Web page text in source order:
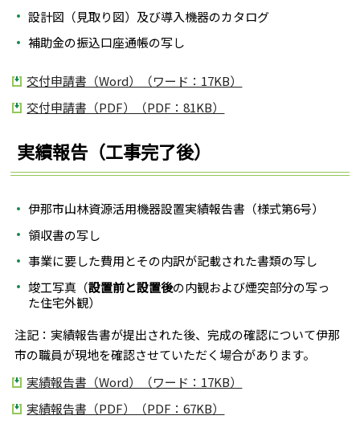
設計図（見取り図）及び導入機器のカタログ
補助金の振込口座通帳の写し
交付申請書（Word）（ワード：17KB）
交付申請書（PDF）（PDF：81KB）
実績報告（工事完了後）
伊那市山林資源活用機器設置実績報告書（様式第6号）
領収書の写し
事業に要した費用とその内訳が記載された書類の写し
竣工写真（設置前と設置後の内観および煙突部分の写っ
た住宅外観）
注記：実績報告書が提出された後、完成の確認について伊那
市の職員が現地を確認させていただく場合があります。
実績報告書（Word）（ワード：17KB）
実績報告書（PDF）（PDF：67KB）